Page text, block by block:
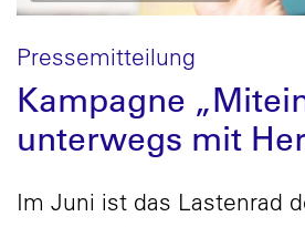
Pressemitteilung
Kampagne
unterwegs mit
Im Juni ist das Lastenrad